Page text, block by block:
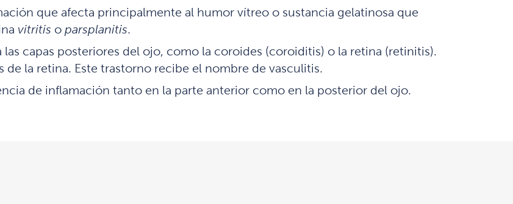
que afecta principalmente al humor vítreo o sustancia gelatinosa que
vitritis o parsplanitis.
las capas posteriores del ojo, como la coroides (coroiditis) o la retina (retinitis).
de la retina. Este trastorno recibe el nombre de vasculitis.
de inflamación tanto en la parte anterior como en la posterior del ojo.